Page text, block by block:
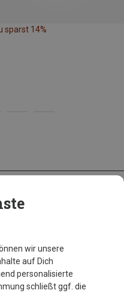
sparst 14%
wir unsere
auf Dich
personalisierte
schließt ggf. die